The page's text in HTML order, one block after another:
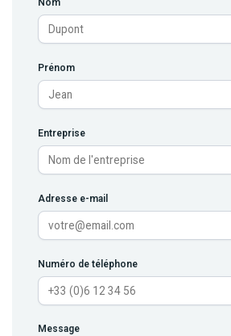
Prénom
Entreprise
Adresse e-mail
Numéro de téléphone
Message